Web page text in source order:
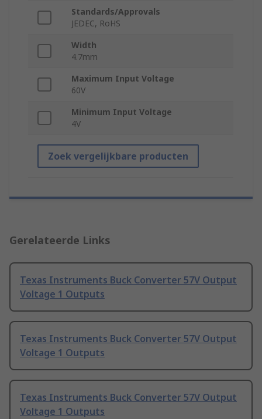
Standards/Approvals
JEDEC, RoHS
Width
4.7mm
Maximum Input Voltage
60V
Minimum Input Voltage
4V
Zoek vergelijkbare producten
Gerelateerde Links
Texas Instruments Buck Converter 57V Output
Voltage 1 Outputs
Texas Instruments Buck Converter 57V Output
Voltage 1 Outputs
Texas Instruments Buck Converter 57V Output
Voltage 1 Outputs